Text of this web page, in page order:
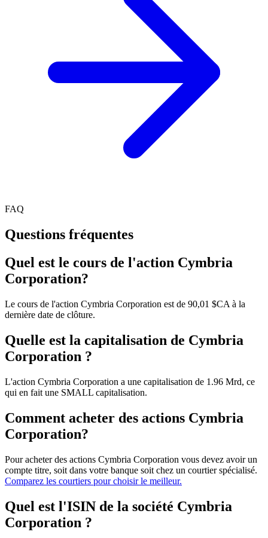
FAQ
Questions fréquentes
Quel est le cours de l'action Cymbria
Corporation?
Le cours de l'action Cymbria Corporation est de 90,01 $CA à la
dernière date de clôture.
Quelle est la capitalisation de Cymbria
Corporation ?
L'action Cymbria Corporation a une capitalisation de 1.96 Mrd, ce
qui en fait une SMALL capitalisation.
Comment acheter des actions Cymbria
Corporation?
Pour acheter des actions Cymbria Corporation vous devez avoir un
compte titre, soit dans votre banque soit chez un courtier spécialisé.
Comparez les courtiers pour choisir le meilleur.
Quel est l'ISIN de la société Cymbria
Corporation ?